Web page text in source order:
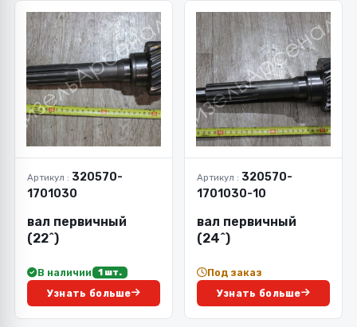
Артикул : 320570-
1701030
вал первичный
(22^)
В наличии 1 шт.
Узнать больше
Артикул : 320570-
1701030-10
вал первичный
(24^)
Под заказ
Узнать больше